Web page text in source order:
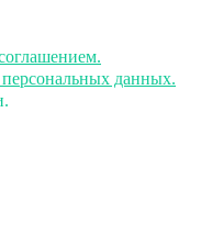
данных.